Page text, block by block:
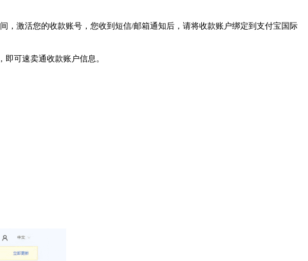
，激活您的收款账号，您收到短信/邮箱通知后，请将收款账户绑定到支付宝国际
可速卖通收款账户信息。